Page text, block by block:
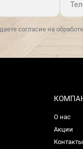
кофе в
Материал
Материал
Отделка
согласие на
О нас
Акции
Контакты